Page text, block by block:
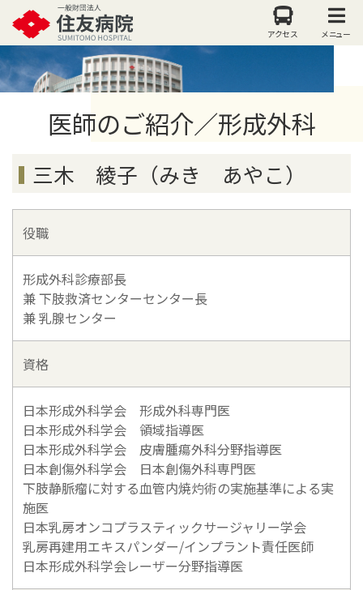
アクセス メニュー
医師のご紹介／形成外科
三木 綾子（みき あやこ）
役職
形成外科診療部長
兼 下肢救済センターセンター長
兼 乳腺センター
資格
日本形成外科学会 形成外科専門医
日本形成外科学会 領域指導医
日本形成外科学会 皮膚腫瘍外科分野指導医
日本創傷外科学会 日本創傷外科専門医
下肢静脈瘤に対する血管内焼灼術の実施基準による実
施医
日本乳房オンコプラスティックサージャリー学会
乳房再建用エキスパンダー/インプラント責任医師
日本形成外科学会レーザー分野指導医